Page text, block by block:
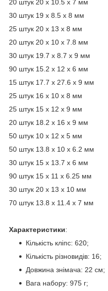
20 штук 20 х 10.5 х 7 мм
30 штук 19 х 8.5 х 8 мм
25 штук 20 х 13 х 8 мм
20 штук 20 х 10 х 7.8 мм
30 штук 19.7 х 8.7 х 9 мм
90 штук 15.2 х 12 х 6 мм
15 штук 17.7 х 27.6 х 9 мм
25 штук 16 х 10 х 8 мм
25 штук 15 х 12 х 9 мм
20 штук 18.2 х 16 х 9 мм
50 штук 10 х 12 х 5 мм
50 штук 13.8 х 10 х 6.2 мм
30 штук 15 х 13.7 х 6 мм
90 штук 15 х 11 х 6.25 мм
30 штук 20 х 13 х 10 мм
70 штук 13.8 х 11.4 х 7 мм
Характеристики:
Кількість кліпс: 620;
Кількість різновидів: 16;
Довжина знімача: 22 см;
Вага набору: 975 г;